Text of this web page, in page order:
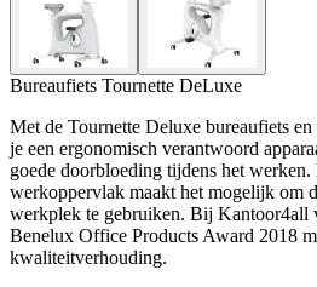
Bureaufiets Tournette DeLuxe
Met de Tournette Deluxe bureaufiets
je een ergonomisch verantwoord
goede doorbloeding tijdens het
werkoppervlak maakt het mogelijk om
werkplek te gebruiken. Bij Kantoor4all
Benelux Office Products Award 2018
kwaliteitverhouding.